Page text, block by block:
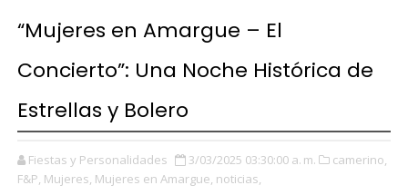
“Mujeres en Amargue – El
Concierto”: Una Noche Histórica de
Estrellas y Bolero
Fiestas y Personalidades 3/03/2025 03:30:00 a. m.
camerino,
F&P, Mujeres, Mujeres en Amargue, noticias,